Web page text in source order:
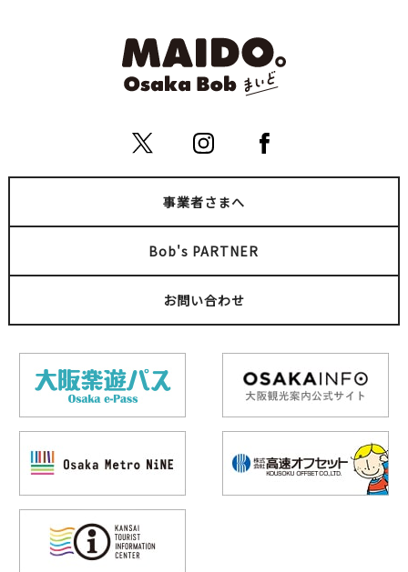
事業者さまへ
Bob's PARTNER
お問い合わせ